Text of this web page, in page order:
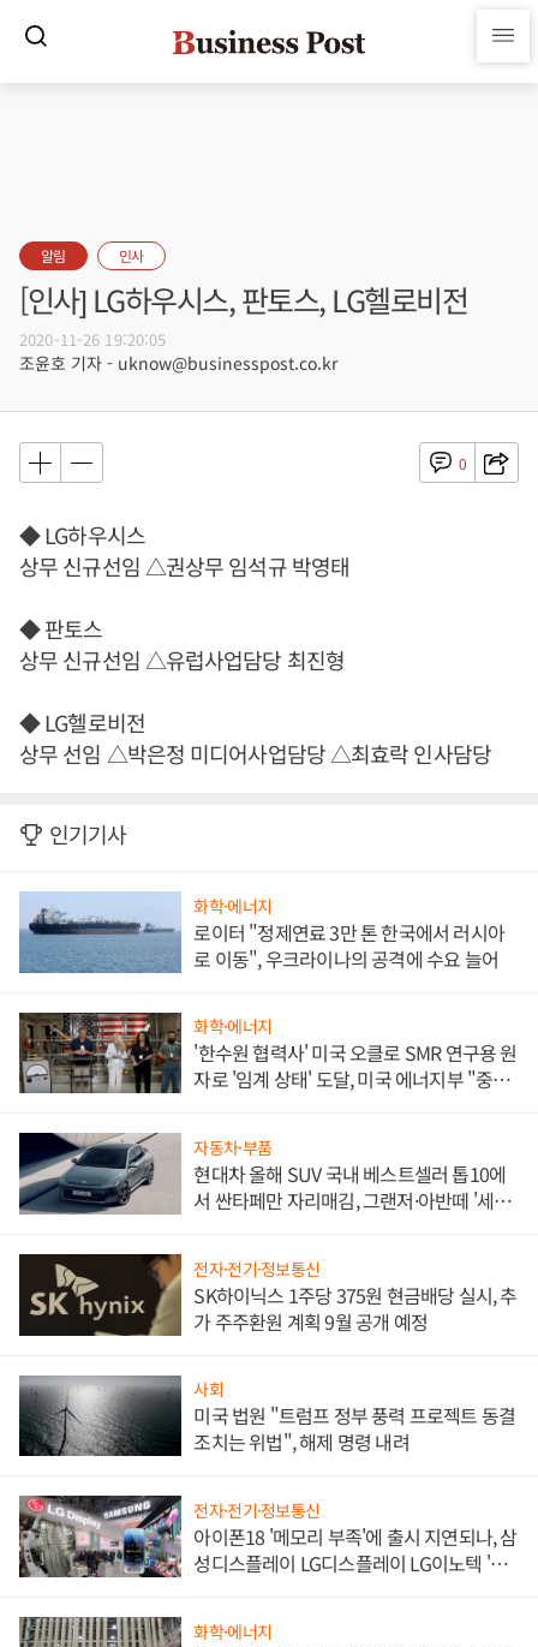
알림 인사
[인사] LG하우시스, 판토스, LG헬로비전
2020-11-26 19:20:05
조윤호 기자 - uknow@businesspost.co.kr
0
◆ LG하우시스
상무 신규선임 △권상무 임석규 박영태
◆ 판토스
상무 신규선임 △유럽사업담당 최진형
◆ LG헬로비전
상무 선임 △박은정 미디어사업담당 △최효락 인사담당
인기기사
화학·에너지
로이터 "정제연료 3만 톤 한국에서 러시아
로 이동", 우크라이나의 공격에 수요 늘어
화학·에너지
'한수원 협력사' 미국 오클로 SMR 연구용 원
자로 '임계 상태' 도달, 미국 에너지부 "중요
자동차·부품
현대차 올해 SUV 국내 베스트셀러 톱10에
서 싼타페만 자리매김, 그랜저·아반떼 '세단
전자·전기·정보통신
SK하이닉스 1주당 375원 현금배당 실시, 추
가 주주환원 계획 9월 공개 예정
사회
미국 법원 "트럼프 정부 풍력 프로젝트 동결
조치는 위법", 해제 명령 내려
전자·전기·정보통신
아이폰18 '메모리 부족'에 출시 지연되나, 삼
성디스플레이 LG디스플레이 LG이노텍 '탈
화학·에너지